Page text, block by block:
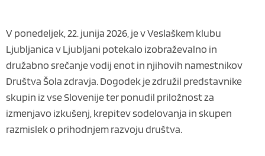
V ponedeljek, 22. junija 2026, je v Veslaškem klubu
Ljubljanica v Ljubljani potekalo izobraževalno in
družabno srečanje vodij enot in njihovih namestnikov
Društva Šola zdravja. Dogodek je združil predstavnike
skupin iz vse Slovenije ter ponudil priložnost za
izmenjavo izkušenj, krepitev sodelovanja in skupen
razmislek o prihodnjem razvoju društva.